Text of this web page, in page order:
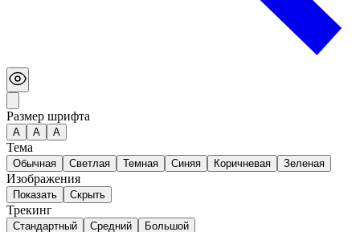
Размер шрифта
А A A
Тема
Обычная Светлая Темная Синяя Коричневая Зеленая
Изображения
Показать Скрыть
Трекинг
Стандартный Средний Большой